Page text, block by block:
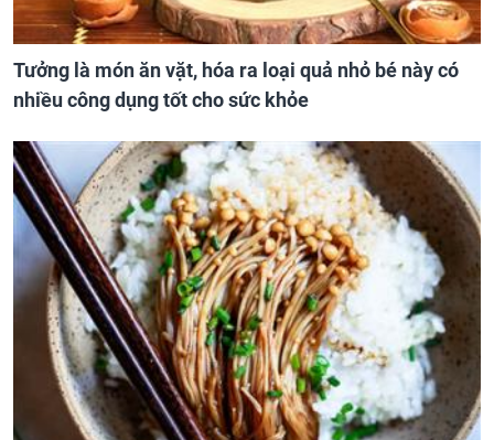
Tưởng là món ăn vặt, hóa ra loại quả nhỏ bé này có
nhiều công dụng tốt cho sức khỏe